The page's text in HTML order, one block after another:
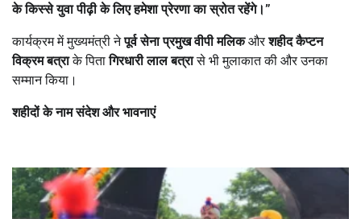
के किस्से युवा पीढ़ी के लिए हमेशा प्रेरणा का स्रोत रहेंगे।”
कार्यक्रम में मुख्यमंत्री नेपूर्व सेना प्रमुख वीपी मलिकऔरशहीद कैप्टन
विक्रम बत्राके पितागिरधारी लाल बत्रासे भी मुलाकात की और उनका
सम्मान किया।
शहीदों के नाम संदेश और भावनाएं